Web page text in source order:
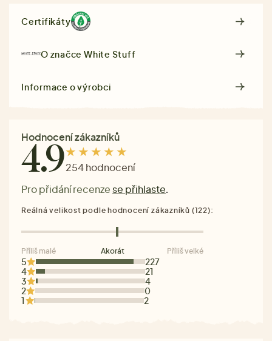
Certifikáty
O značceWhite Stuff
Informace o výrobci
Hodnocení zákazníků
4.9254 hodnocení
Pro přidání recenze se přihlaste.
5
227
4
21
3
4
2
0
1
2
Reálná velikost podle hodnocení zákazníků (122):
Příliš malé Akorát Příliš velké